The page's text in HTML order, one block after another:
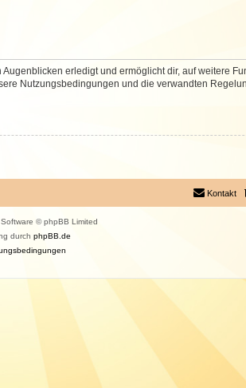
erledigt und ermöglicht dir, auf weitere
Nutzungsbedingungen und die verwandten
Kontakt
© phpBB Limited
durch phpBB.de